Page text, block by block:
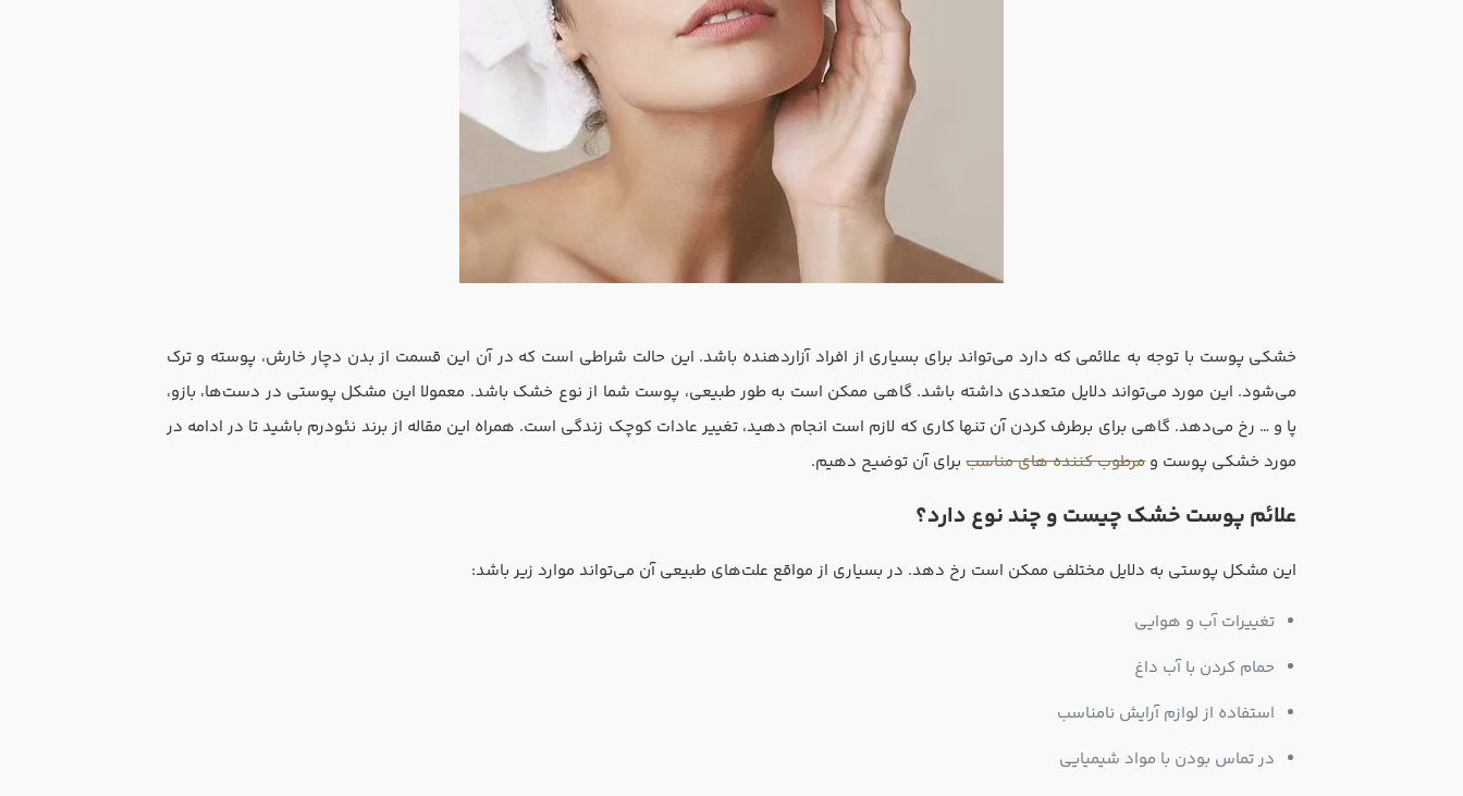
خشکی پوست با توجه به علائمی که دارد می‌تواند برای بسیاری از افراد آزاردهنده باشد. این حالت شراطی است که در آن این قسمت از بدن دچار خارش، پوسته و ترک
می‌شود. این مورد می‌تواند دلایل متعددی داشته باشد. گاهی ممکن است به طور طبیعی، پوست شما از نوع خشک باشد. معمولا این مشکل پوستی در دست‌ها، بازو،
پا و … رخ می‌دهد. گاهی برای برطرف کردن آن تنها کاری که لازم است انجام دهید، تغییر عادات کوچک زندگی است. همراه این مقاله از برند نئودرم باشید تا در ادامه در
مورد خشکی پوست ومرطوب کننده های مناسببرای آن توضیح دهیم.
علائم پوست خشک چیست و چند نوع دارد؟
این مشکل پوستی به دلایل مختلفی ممکن است رخ دهد. در بسیاری از مواقع علت‌های طبیعی آن می‌تواند موارد زیر باشد:
تغییرات آب و هوایی
حمام کردن با آب داغ
استفاده از لوازم آرایش نامناسب
در تماس بودن با مواد شیمیایی